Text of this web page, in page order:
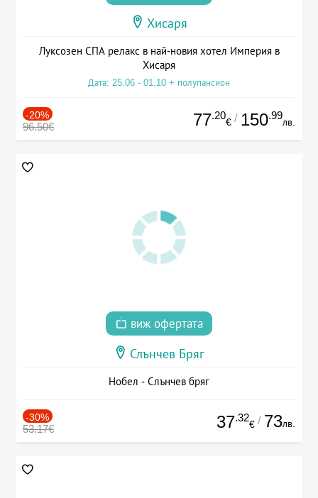
Хисаря
Луксозен СПА релакс в най-новия хотел Империя в
Хисаря
Дата: 25.06 - 01.10 + полупансион
-20%
96.50€ 77.20
€ / 150.99
лв.
виж офертата
Слънчев Бряг
Нобел - Слънчев бряг
-30%
53.17€ 37.32
€ / 73лв.